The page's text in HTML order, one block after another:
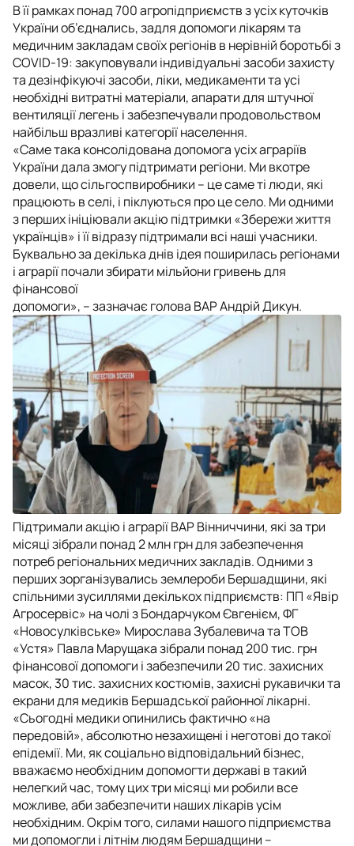
В її рамках понад 700 агропідприємств з усіх куточків
України об’єднались, задля допомоги лікарям та
медичним закладам своїх регіонів в нерівній боротьбі з
COVID-19: закуповували індивідуальні засоби захисту
та дезінфікуючі засоби, ліки, медикаменти та усі
необхідні витратні матеріали, апарати для штучної
вентиляції легень і забезпечували продовольством
найбільш вразливі категорії населення.
«Саме така консолідована допомога усіх аграріїв
України дала змогу підтримати регіони. Ми вкотре
довели, що сільгоспвиробники – це саме ті люди, які
працюють в селі, і піклуються про це село. Ми одними
з перших ініціювали акцію підтримки «Збережи життя
українців» і її відразу підтримали всі наші учасники.
Буквально за декілька днів ідея поширилась регіонами
і аграрії почали збирати мільйони гривень для
фінансової
допомоги», – зазначає голова ВАР Андрій Дикун.
Підтримали акцію і аграрії ВАР Вінниччини, які за три
місяці зібрали понад 2 млн грн для забезпечення
потреб регіональних медичних закладів. Одними з
перших зорганізувались землероби Бершадщини, які
спільними зусиллями декількох підприємств: ПП «Явір
Агросервіс» на чолі з Бондарчуком Євгенієм, ФГ
«Новосулківське» Мирослава Зубалевича та ТОВ
«Устя» Павла Марущака зібрали понад 200 тис. грн
фінансової допомоги і забезпечили 20 тис. захисних
масок, 30 тис. захисних костюмів, захисні рукавички та
екрани для медиків Бершадської районної лікарні.
«Сьогодні медики опинились фактично «на
передовій», абсолютно незахищені і неготові до такої
епідемії. Ми, як соціально відповідальний бізнес,
вважаємо необхідним допомогти державі в такий
нелегкий час, тому цих три місяці ми робили все
можливе, аби забезпечити наших лікарів усім
необхідним. Окрім того, силами нашого підприємства
ми допомогли і літнім людям Бершадщини –